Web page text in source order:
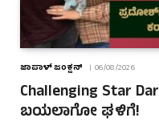
ಜಾಪಾಳ್ ಜಂಕ್ಷನ್ 06/08/2026
Challenging Star
ಬಯಲಾಗೋ ಘಳಿಗೆ!